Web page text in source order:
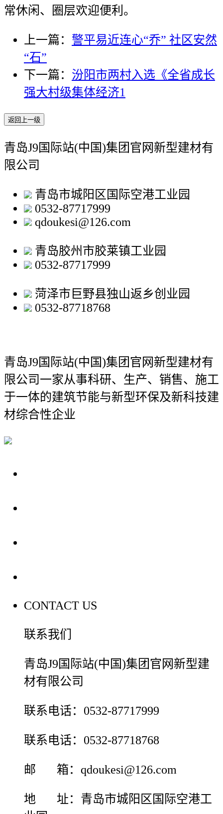
常休闲、圈层欢迎便利。
上一篇： 警平易近连心“乔” 社区安然
“石”
下一篇： 汾阳市两村入选《全省成长
强大村级集体经济1
返回上一级
青岛J9国际站(中国)集团官网新型建材有
限公司
青岛市城阳区国际空港工业园
0532-87717999
qdoukesi@126.com
青岛胶州市胶莱镇工业园
0532-87717999
菏泽市巨野县独山返乡创业园
0532-87718768
青岛J9国际站(中国)集团官网新型建材有
限公司一家从事科研、生产、销售、施工
于一体的建筑节能与新型环保及新科技建
材综合性企业
CONTACT US
联系我们
青岛J9国际站(中国)集团官网新型建
材有限公司
联系电话：0532-87717999
联系电话：0532-87718768
邮 箱：qdoukesi@126.com
地 址：青岛市城阳区国际空港工